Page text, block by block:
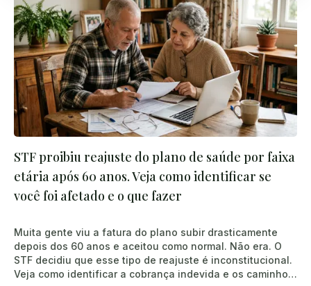
STF proibiu reajuste do plano de saúde por faixa
etária após 60 anos. Veja como identificar se
você foi afetado e o que fazer
Muita gente viu a fatura do plano subir drasticamente
depois dos 60 anos e aceitou como normal. Não era. O
STF decidiu que esse tipo de reajuste é inconstitucional.
Veja como identificar a cobrança indevida e os caminhos